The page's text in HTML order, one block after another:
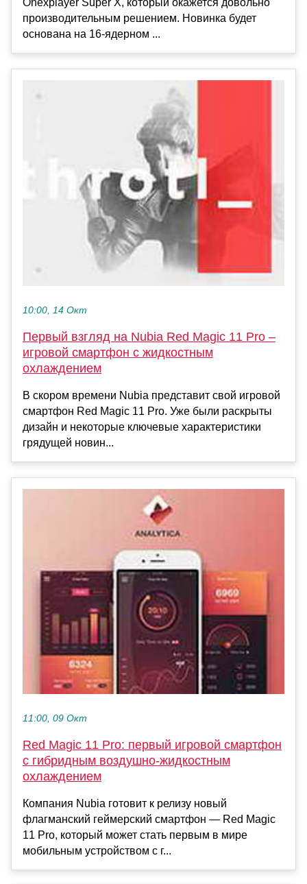
Onexplayer Super X, который окажется довольно
производительным решением. Новинка будет
основана на 16-ядерном ...
10:00, 14 Окт
Первый взгляд на Nubia Red Magic 11 Pro –
игровой смартфон с жидкостным
охлаждением
В скором времени Nubia представит свой игровой
смартфон Red Magic 11 Pro. Уже были раскрыты
дизайн и некоторые ключевые характеристики
грядущей новин...
11:00, 09 Окт
Red Magic 11 Pro: первый игровой смартфон
с гибридным воздушно-жидкостным
охлаждением
Компания Nubia готовит к релизу новый
флагманский геймерский смартфон — Red Magic
11 Pro, который может стать первым в мире
мобильным устройством с г...